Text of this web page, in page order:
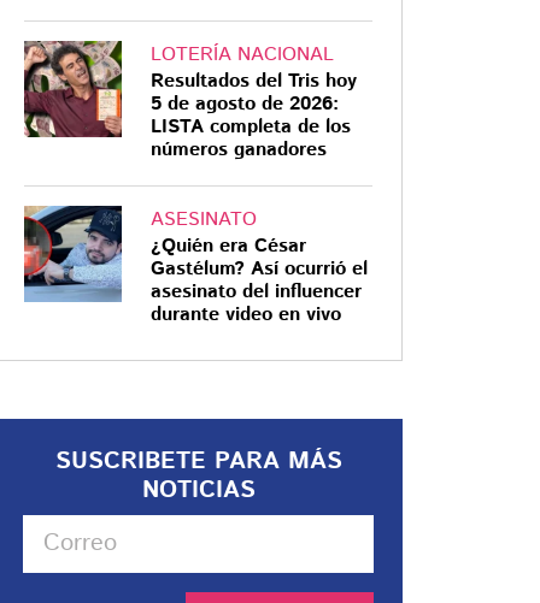
LOTERÍA NACIONAL
Resultados del Tris hoy
5 de agosto de 2026:
LISTA completa de los
números ganadores
ASESINATO
¿Quién era César
Gastélum? Así ocurrió el
asesinato del influencer
durante video en vivo
SUSCRIBETE PARA MÁS
NOTICIAS